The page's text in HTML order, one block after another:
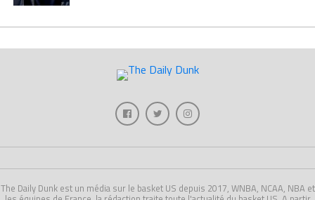
The Daily Dunk est un média sur le basket US depuis 2017, WNBA, NCAA, NBA et